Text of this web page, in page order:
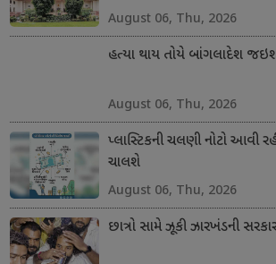
August 06, Thu, 2026
હત્યા થાય તોયે બાંગલાદેશ
August 06, Thu, 2026
પ્લાસ્ટિકની ચલણી નોટો આવી
ચાલશે
August 06, Thu, 2026
છાત્રો સામે ઝૂકી ઝારખંડની